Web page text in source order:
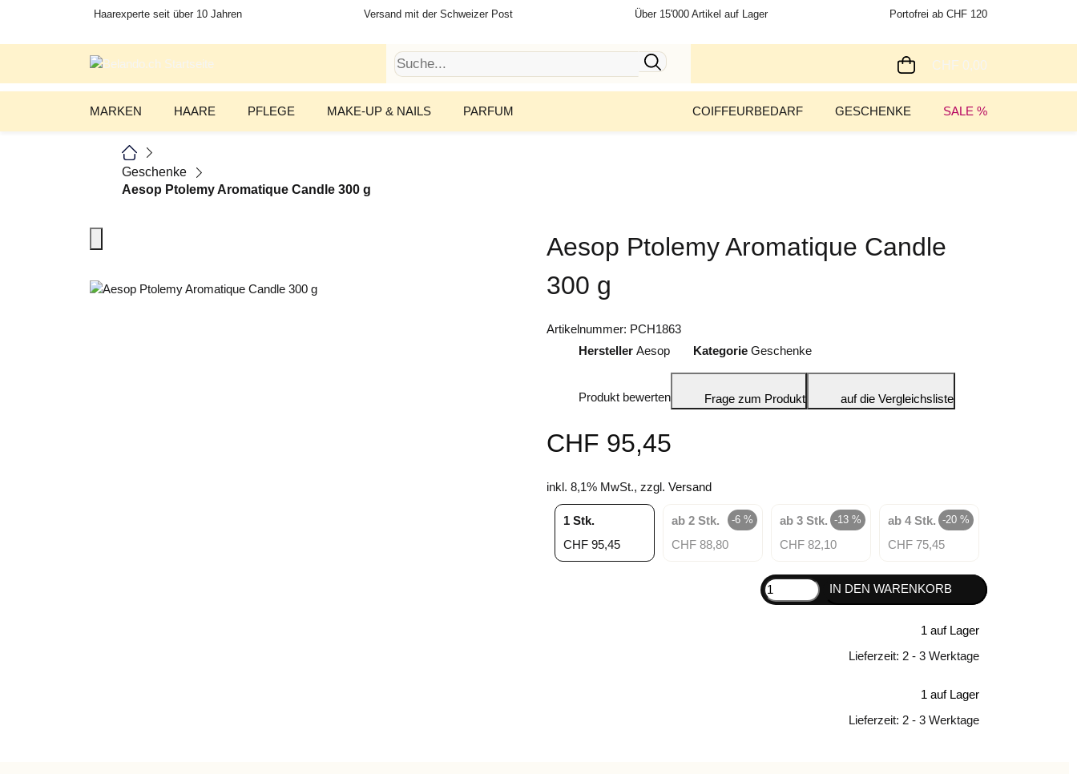
Haarexperte seit über 10 Jahren Versand mit der Schweizer Post Über 15'000 Artikel auf Lager Portofrei ab CHF 120
CHF 0,00
MARKEN HAARE PFLEGE MAKE-UP & NAILS PARFUM COIFFEURBEDARF GESCHENKE SALE %
Geschenke
Aesop Ptolemy Aromatique Candle 300 g
Aesop Ptolemy Aromatique Candle
300 g
Artikelnummer: PCH1863
Hersteller Aesop Kategorie Geschenke
Produkt bewerten Frage zum Produkt auf die Vergleichsliste
CHF 95,45
inkl. 8,1% MwSt., zzgl. Versand
1 Stk.
CHF 95,45
ab 2 Stk. -6 %
CHF 88,80
ab 3 Stk. -13 %
CHF 82,10
ab 4 Stk. -20 %
CHF 75,45
IN DEN WARENKORB
1 auf Lager
Lieferzeit: 2 - 3 Werktage
1 auf Lager
Lieferzeit: 2 - 3 Werktage